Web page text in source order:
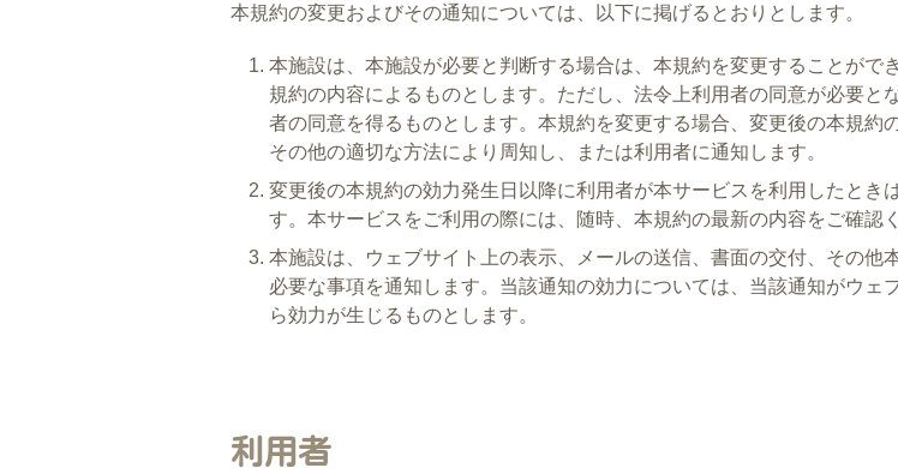
本規約の変更およびその通知については、以下に掲げるとおりとします。
本施設は、本施設が必要と判断する場合は、本規約を変更することが
規約の内容によるものとします。ただし、法令上利用者の同意が必要と
者の同意を得るものとします。本規約を変更する場合、変更後の本規
その他の適切な方法により周知し、または利用者に通知します。
変更後の本規約の効力発生日以降に利用者が本サービスを利用したとき
す。本サービスをご利用の際には、随時、本規約の最新の内容をご確認
本施設は、ウェブサイト上の表示、メールの送信、書面の交付、その
必要な事項を通知します。当該通知の効力については、当該通知がウ
ら効力が生じるものとします。
利用者